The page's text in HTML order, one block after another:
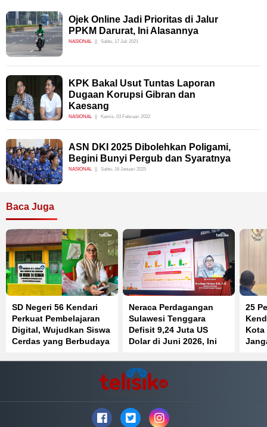
Ojek Online Jadi Prioritas di Jalur
PPKM Darurat, Ini Alasannya
NASIONAL Sabtu, 17 Juli 2021
KPK Bakal Usut Tuntas Laporan
Dugaan Korupsi Gibran dan
Kaesang
NASIONAL Kamis, 03 Februari 2022
ASN DKI 2025 Dibolehkan Poligami,
Begini Bunyi Pergub dan Syaratnya
NASIONAL Sabtu, 18 Januari 2025
Baca Juga
SD Negeri 56 Kendari
Perkuat Pembelajaran
Digital, Wujudkan Siswa
Cerdas yang Berbudaya
Neraca Perdagangan
Sulawesi Tenggara
Defisit 9,24 Juta US
Dolar di Juni 2026, Ini
25
Kota